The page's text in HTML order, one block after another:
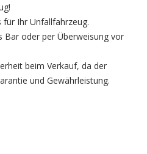
Ihr Unfallfahrzeug.
Bar oder per Überweisung vor
beim Verkauf, da der
und Gewährleistung.